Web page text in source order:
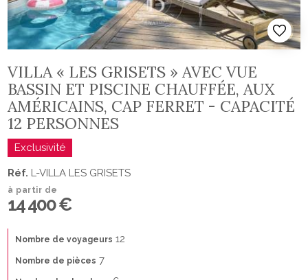
VILLA « LES GRISETS » AVEC VUE
BASSIN ET PISCINE CHAUFFÉE, AUX
AMÉRICAINS, CAP FERRET - CAPACITÉ
12 PERSONNES
Exclusivité
Réf. L-VILLA LES GRISETS
à partir de
14 400 €
Nombre de voyageurs 12
Nombre de pièces 7